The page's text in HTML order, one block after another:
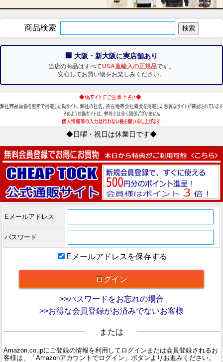
商品検索
🏢 大阪・新大阪に実店舗あり
当店の商品はすべてUSA直輸入の正規品です。
安心してお買い物をお楽しみください。
◆日曜・祝日は休業日です◆
Eメールアドレス
パスワード
Eメールアドレスを保存する
>>パスワードをお忘れの場合
>>お得な会員登録がお済みでないお客様
または
Amazon.co.jpにご登録の情報を利用してログインまたは会員登録されるお
客様は、「Amazonアカウントでログイン」ボタンよりお進みください。